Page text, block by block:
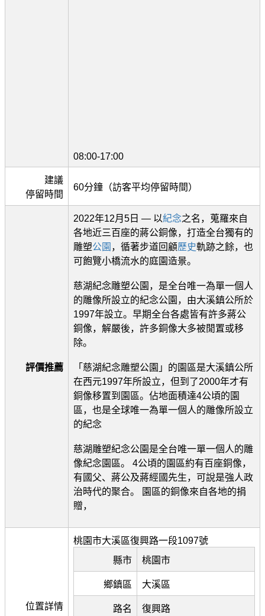
08:00-17:00
建議
停留時間
60分鐘（訪客平均停留時間）
評價推薦
2022年12月5日 — 以紀念之名，蒐羅來自
各地近三百座的蔣公銅像，打造全台獨有的
雕塑公園 ，循著步道回顧歷史軌跡之餘，也
可飽覽小橋流水的庭園造景。
慈湖紀念雕塑公園，是全台唯一為單一個人
的雕像所設立的紀念公園，由大溪鎮公所於
1997年設立。早期全台各處皆有許多蔣公
銅像，解嚴後，許多銅像大多被閒置或移
除。
「慈湖紀念雕塑公園」的園區是大溪鎮公所
在西元1997年所設立，但到了2000年才有
銅像移置到園區。佔地面積達4公頃的園
區，也是全球唯一為單一個人的雕像所設立
的紀念
慈湖雕塑紀念公園是全台唯一單一個人的雕
像紀念園區。 4公頃的園區約有百座銅像，
有國父、蔣公及蔣經國先生，可說是強人政
治時代的聚合。 園區的銅像來自各地的捐
贈，
位置詳情
桃園市大溪區復興路一段1097號
縣市
桃園市
鄉鎮區 大溪區
路名 復興路